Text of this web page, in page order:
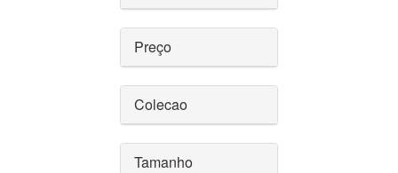
Preço
Colecao
Tamanho